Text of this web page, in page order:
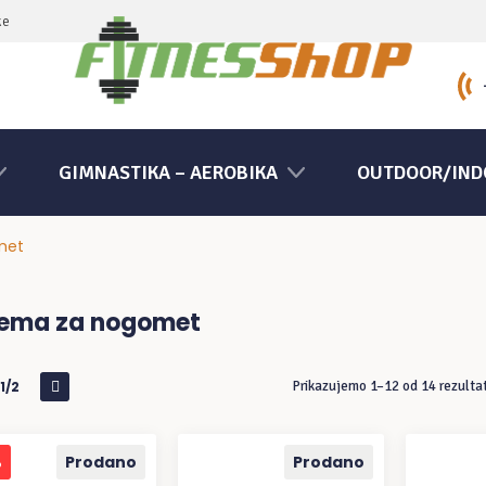
GIMNASTIKA – AEROBIKA OUTDOOR/
za nogomet
1/2 Prikazujemo 1–12 od 14
Prodano Prodano